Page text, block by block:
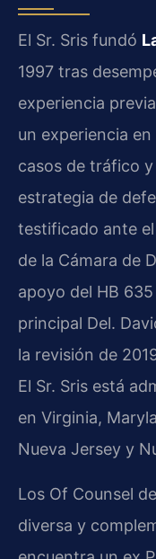
El Sr. Sris fundó
1997 tras
experiencia
un experiencia
casos de tráfico
estrategia de
testificado ante
de la Cámara de
apoyo del HB
principal Del.
la revisión de
El Sr. Sris está
en Virginia,
Nueva Jersey y
Los Of Counsel
diversa y